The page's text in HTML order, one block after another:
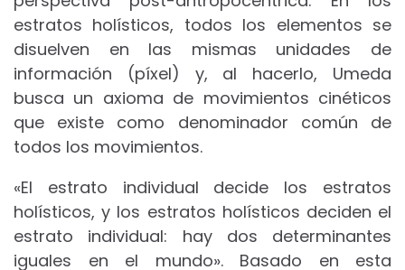
estratos holísticos, todos los elementos se
disuelven en las mismas unidades de
información (píxel) y, al hacerlo, Umeda
busca un axioma de movimientos cinéticos
que existe como denominador común de
todos los movimientos.
«El estrato individual decide los estratos
holísticos, y los estratos holísticos deciden el
estrato individual: hay dos determinantes
iguales en el mundo». Basado en esta